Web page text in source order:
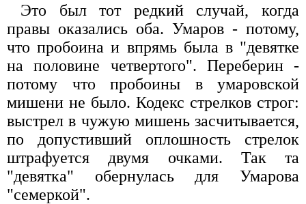
Это был тот редкий случай, когда
правы оказались оба. Умаров - потому,
что пробоина и впрямь была в "девятке
на половине четвертого". Переберин -
потому что пробоины в умаровской
мишени не было. Кодекс стрелков строг:
выстрел в чужую мишень засчитывается,
по допустивший оплошность стрелок
штрафуется двумя очками. Так та
"девятка" обернулась для Умарова
"семеркой".